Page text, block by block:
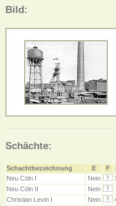
Bild:
Schächte:
Schachtbezeichnung E
F
Neu Cöln I
Nein
Neu Cöln II
Nein
Christian Levin I
Nein